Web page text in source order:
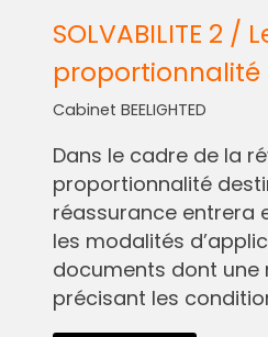
SOLVABILITE 2
proportionnalité
Cabinet BEELIGHTED
Dans le cadre de la
proportionnalité
réassurance entrera
les modalités
documents dont une
précisant les